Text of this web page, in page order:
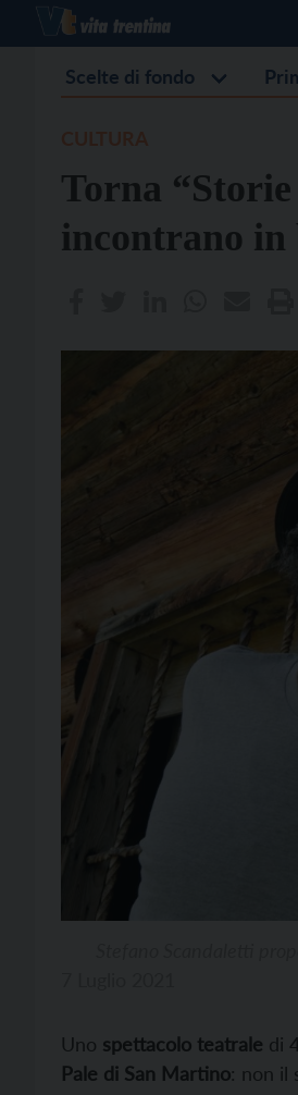
Scelte di fondo
Torna
incontrano in
Uno spettacolo teatrale di
Pale di San Martino: non il